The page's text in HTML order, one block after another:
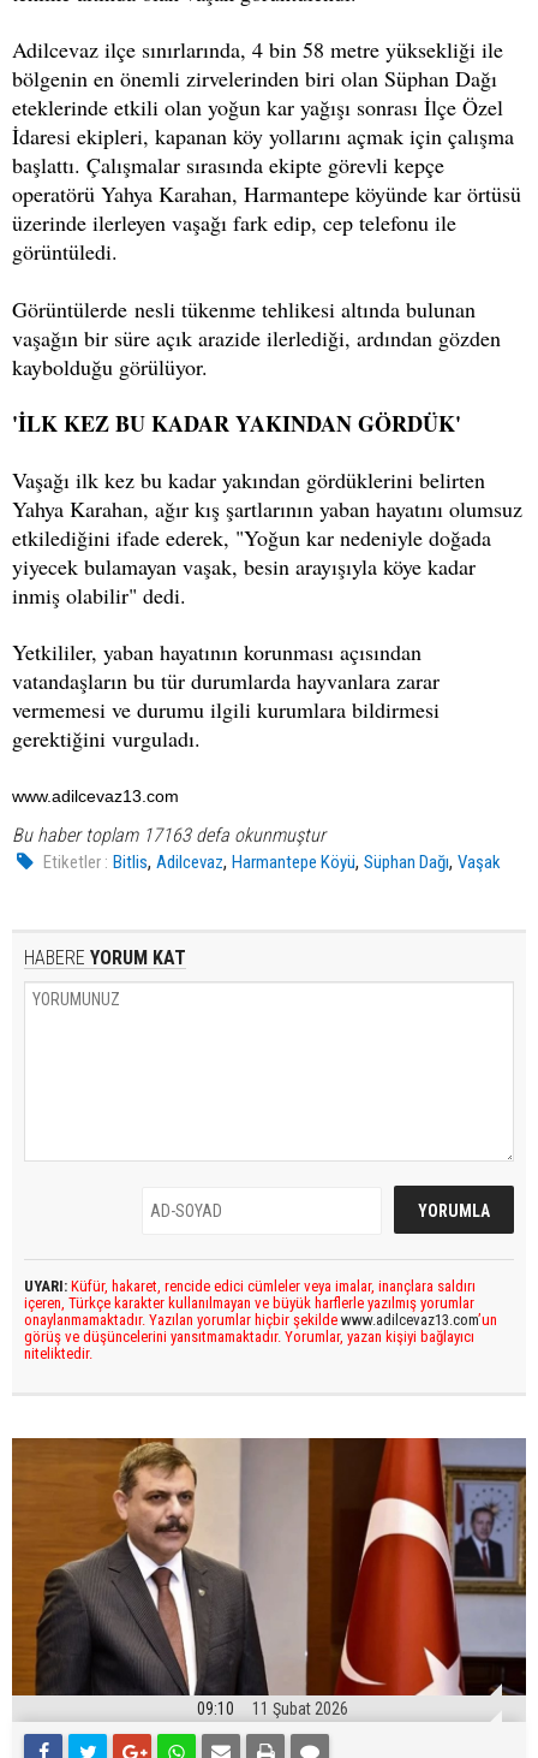
Adilcevaz ilçe sınırlarında, 4 bin 58 metre yüksekliği ile
bölgenin en önemli zirvelerinden biri olan Süphan Dağı
eteklerinde etkili olan yoğun kar yağışı sonrası İlçe Özel
İdaresi ekipleri, kapanan köy yollarını açmak için çalışma
başlattı. Çalışmalar sırasında ekipte görevli kepçe
operatörü Yahya Karahan, Harmantepe köyünde kar örtüsü
üzerinde ilerleyen vaşağı fark edip, cep telefonu ile
görüntüledi.
Görüntülerde nesli tükenme tehlikesi altında bulunan
vaşağın bir süre açık arazide ilerlediği, ardından gözden
kaybolduğu görülüyor.
'İLK KEZ BU KADAR YAKINDAN GÖRDÜK'
Vaşağı ilk kez bu kadar yakından gördüklerini belirten
Yahya Karahan, ağır kış şartlarının yaban hayatını olumsuz
etkilediğini ifade ederek, "Yoğun kar nedeniyle doğada
yiyecek bulamayan vaşak, besin arayışıyla köye kadar
inmiş olabilir" dedi.
Yetkililer, yaban hayatının korunması açısından
vatandaşların bu tür durumlarda hayvanlara zarar
vermemesi ve durumu ilgili kurumlara bildirmesi
gerektiğini vurguladı.
www.adilcevaz13.com
Bu haber toplam 17163 defa okunmuştur
Etiketler : Bitlis,Adilcevaz,Harmantepe Köyü,Süphan Dağı,Vaşak
HABERE YORUM KAT
UYARI: Küfür, hakaret, rencide edici cümleler veya imalar, inançlara saldırı
içeren, Türkçe karakter kullanılmayan ve büyük harflerle yazılmış yorumlar
onaylanmamaktadır. Yazılan yorumlar hiçbir şekilde www.adilcevaz13.com’un
görüş ve düşüncelerini yansıtmamaktadır. Yorumlar, yazan kişiyi bağlayıcı
niteliktedir.
09:10 11 Şubat 2026